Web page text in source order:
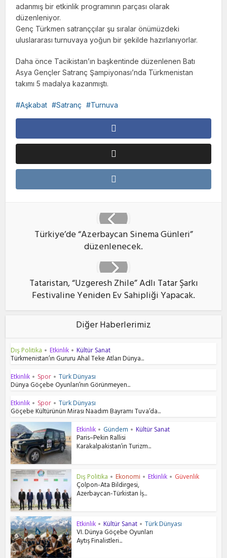
adanmış bir etkinlik programının parçası olarak
düzenleniyor.
Genç Türkmen satranççılar şu sıralar önümüzdeki
uluslararası turnuvaya yoğun bir şekilde hazırlanıyorlar.
Daha önce Tacikistan’ın başkentinde düzenlenen Batı
Asya Gençler Satranç Şampiyonası’nda Türkmenistan
takımı 5 madalya kazanmıştı.
Aşkabat Satranç Turnuva
Türkiye’de “Azerbaycan Sinema Günleri”
düzenlenecek.
Tataristan, “Uzgeresh Zhile” Adlı Tatar Şarkı
Festivaline Yeniden Ev Sahipliği Yapacak.
Diğer Haberlerimiz
Dış Politika • Etkinlik • Kültür Sanat
Türkmenistan’ın Gururu Ahal Teke Atları Dünya...
Etkinlik • Spor • Türk Dünyası
Dünya Göçebe Oyunları’nın Görünmeyen...
Etkinlik • Spor • Türk Dünyası
Göçebe Kültürünün Mirası Naadım Bayramı Tuva’da...
Etkinlik • Gündem • Kültür Sanat
Paris–Pekin Rallisi
Karakalpakistan’ın Turizm...
Dış Politika • Ekonomi • Etkinlik • Güvenlik
Çolpon-Ata Bildirgesi,
Azerbaycan-Türkistan İş...
Etkinlik • Kültür Sanat • Türk Dünyası
VI. Dünya Göçebe Oyunları
Aytış Finalistleri...